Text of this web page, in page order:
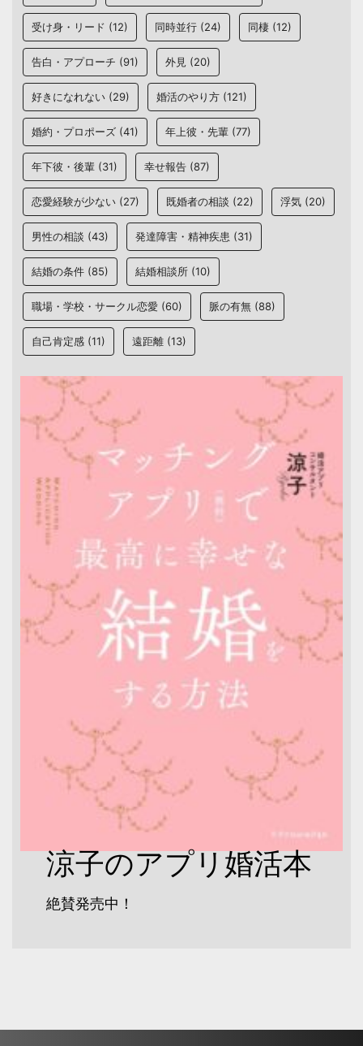
受け身・リード (12) 同時並行 (24) 同棲 (12)
告白・アプローチ (91) 外見 (20)
好きになれない (29) 婚活のやり方 (121)
婚約・プロポーズ (41) 年上彼・先輩 (77)
年下彼・後輩 (31) 幸せ報告 (87)
恋愛経験が少ない (27) 既婚者の相談 (22) 浮気 (20)
男性の相談 (43) 発達障害・精神疾患 (31)
結婚の条件 (85) 結婚相談所 (10)
職場・学校・サークル恋愛 (60) 脈の有無 (88)
自己肯定感 (11) 遠距離 (13)
涼子のアプリ婚活本
絶賛発売中！